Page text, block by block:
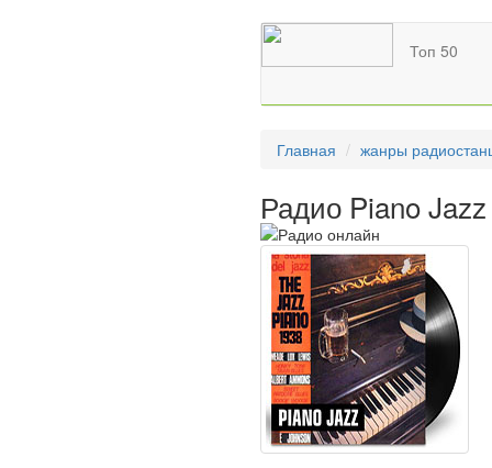
Топ 50
Главная жанры
Радио Piano Jazz